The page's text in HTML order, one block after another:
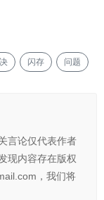
闪存 问题
言论仅代表作者
现内容存在版权
，我们将